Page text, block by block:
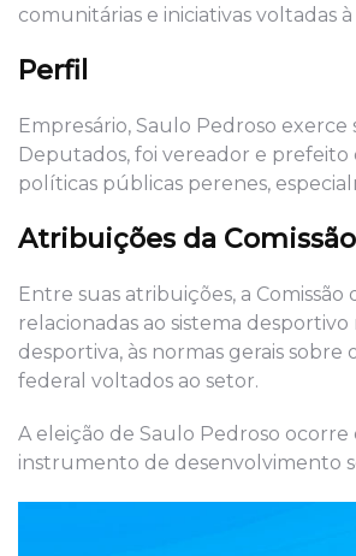
comunitárias e iniciativas voltadas
Perfil
Empresário, Saulo Pedroso
Deputados, foi vereador e
políticas públicas perenes,
Atribuições da Comissão
Entre suas atribuições, a
relacionadas ao sistema
desportiva, às normas gerais
federal voltados ao setor.
A eleição de Saulo Pedroso
instrumento de desenvolvimento